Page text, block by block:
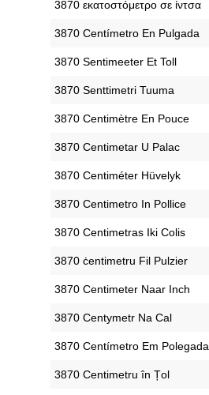
‎3870 εκατοστόμετρο σε ίντσα
‎3870 Centímetro En Pulgada
‎3870 Sentimeeter Et Toll
‎3870 Senttimetri Tuuma
‎3870 Centimètre En Pouce
‎3870 Centimetar U Palac
‎3870 Centiméter Hüvelyk
‎3870 Centimetro In Pollice
‎3870 Centimetras Iki Colis
‎3870 ċentimetru Fil Pulzier
‎3870 Centimeter Naar Inch
‎3870 Centymetr Na Cal
‎3870 Centímetro Em Polegada
‎3870 Centimetru în Țol